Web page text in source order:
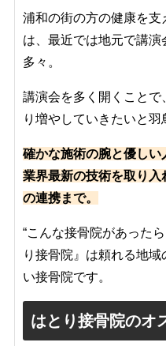
浦和の街の方の健康を支
は、最近では地元で講
多々。
講演会を多く開くことで
り増やしていきたいと羽
確かな施術の腕と優し
業界最新の技術を取り入
の連携まで。
“こんな接骨院があった
り接骨院』は頼れる地
い接骨院です。
はとり接骨院のオ